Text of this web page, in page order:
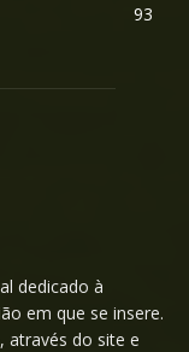
93
dedicado à
em que se insere.
através do site e